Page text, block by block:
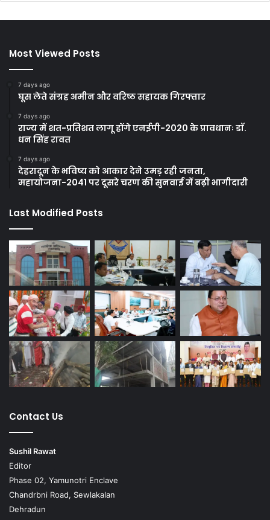
Most Viewed Posts
7 days ago
घूस लेते संग्रह अमीन और वरिष्ठ सहायक गिरफ्तार
7 days ago
राज्य में शत-प्रतिशत लागू होंगे एनईपी-2020 के प्रावधानः डाॅ.
धन सिंह रावत
7 days ago
देहरादून के भविष्य को आकार देने उमड़ रही जनता,
महायोजना-2041 पर दूसरे चरण की सुनवाई में बढ़ी भागीदारी
Last Modified Posts
Contact Us
Sushil Rawat
Editor
Phase 02, Yamunotri Enclave
Chandrbni Road, Sewlakalan
Dehradun